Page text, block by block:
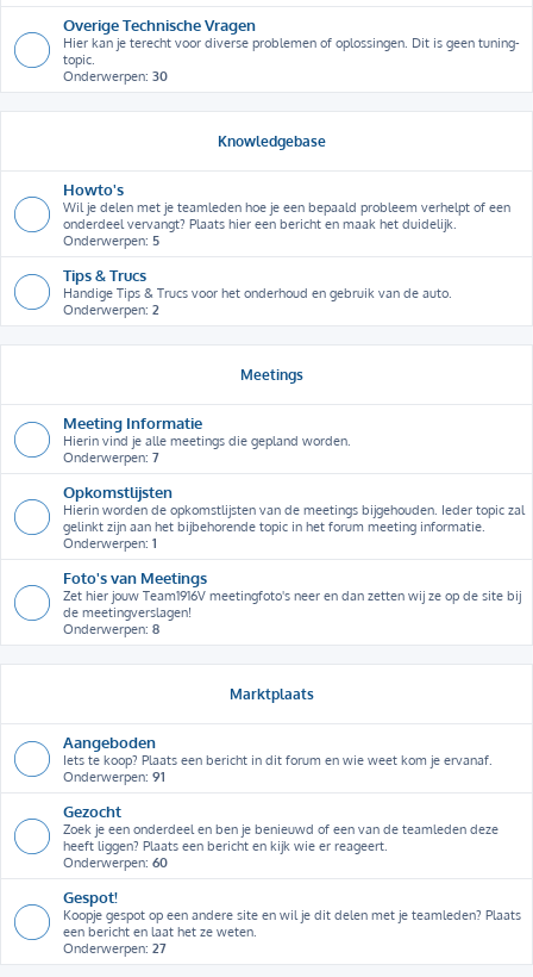
Overige Technische Vragen
Hier kan je terecht voor diverse problemen of oplossingen. Dit is geen tuning-
topic.
Onderwerpen: 30
Knowledgebase
Howto's
Wil je delen met je teamleden hoe je een bepaald probleem verhelpt of een
onderdeel vervangt? Plaats hier een bericht en maak het duidelijk.
Onderwerpen: 5
Tips & Trucs
Handige Tips & Trucs voor het onderhoud en gebruik van de auto.
Onderwerpen: 2
Meetings
Meeting Informatie
Hierin vind je alle meetings die gepland worden.
Onderwerpen: 7
Opkomstlijsten
Hierin worden de opkomstlijsten van de meetings bijgehouden. Ieder topic zal
gelinkt zijn aan het bijbehorende topic in het forum meeting informatie.
Onderwerpen: 1
Foto's van Meetings
Zet hier jouw Team1916V meetingfoto's neer en dan zetten wij ze op de site bij
de meetingverslagen!
Onderwerpen: 8
Marktplaats
Aangeboden
Iets te koop? Plaats een bericht in dit forum en wie weet kom je ervanaf.
Onderwerpen: 91
Gezocht
Zoek je een onderdeel en ben je benieuwd of een van de teamleden deze
heeft liggen? Plaats een bericht en kijk wie er reageert.
Onderwerpen: 60
Gespot!
Koopje gespot op een andere site en wil je dit delen met je teamleden? Plaats
een bericht en laat het ze weten.
Onderwerpen: 27